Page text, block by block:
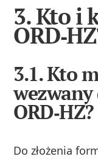
3. Kto i
3.1. Kto
wezwany
ORD‑HZ?
Do złożenia